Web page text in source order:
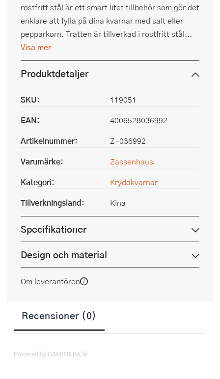
rostfritt stål är ett smart litet tillbehör som gör det
enklare att fylla på dina kvarnar med salt eller
pepparkorn. Tratten är tillverkad i rostfritt stål...
Visa mer
Produktdetaljer
SKU:
119051
EAN:
4006528036992
Artikelnummer:
Z-036992
Varumärke:
Zassenhaus
Kategori:
Kryddkvarnar
Tillverkningsland:
Kina
Specifikationer
Design och material
Om leverantören
Recensioner (0)
Powered by GAMIFIERA.®